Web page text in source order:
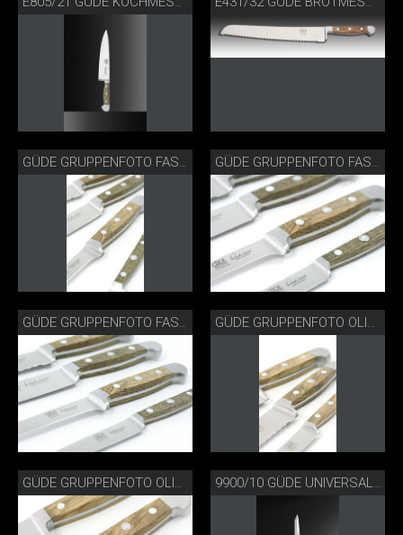
GÜDE GRUPPENFOTO FASSEICHE GÜDE GRUPPENFOTO FASSEICHE
GÜDE GRUPPENFOTO FASSEICHE GÜDE GRUPPENFOTO OLIVE
GÜDE GRUPPENFOTO OLIVE 9900/10 GÜDE UNIVERSALMESSER